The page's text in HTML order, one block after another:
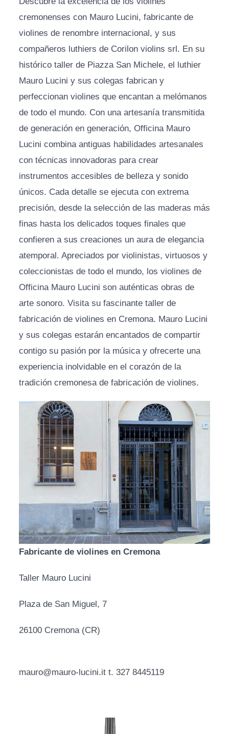
cremonenses con Mauro Lucini, fabricante de
violines de renombre internacional, y sus
compañeros luthiers de Corilon violins srl. En su
histórico taller de Piazza San Michele, el luthier
Mauro Lucini y sus colegas fabrican y
perfeccionan violines que encantan a melómanos
de todo el mundo. Con una artesanía transmitida
de generación en generación, Officina Mauro
Lucini combina antiguas habilidades artesanales
con técnicas innovadoras para crear
instrumentos accesibles de belleza y sonido
únicos. Cada detalle se ejecuta con extrema
precisión, desde la selección de las maderas más
finas hasta los delicados toques finales que
confieren a sus creaciones un aura de elegancia
atemporal. Apreciados por violinistas, virtuosos y
coleccionistas de todo el mundo, los violines de
Officina Mauro Lucini son auténticas obras de
arte sonoro. Visita su fascinante taller de
fabricación de violines en Cremona. Mauro Lucini
y sus colegas estarán encantados de compartir
contigo su pasión por la música y ofrecerte una
experiencia inolvidable en el corazón de la
tradición cremonesa de fabricación de violines.
Fabricante de violines en Cremona
Taller Mauro Lucini
Plaza de San Miguel, 7
26100 Cremona (CR)
mauro@mauro-lucini.it t. 327 8445119